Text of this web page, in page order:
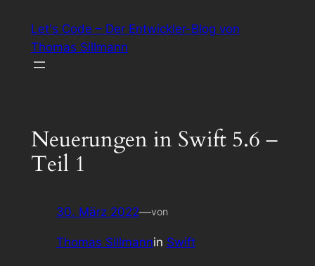
Inhalt
springen
Let's Code – Der Entwickler-Blog von
Thomas Sillmann
Neuerungen in Swift 5.6 –
Teil 1
30. März 2022—von
Thomas Sillmannin Swift